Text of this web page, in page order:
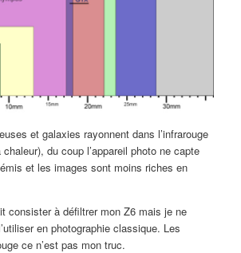
et galaxies rayonnent dans l’infrarouge
chaleur), du coup l’appareil photo ne capte
et les images sont moins riches en
consister à défiltrer mon Z6 mais je ne
en photographie classique. Les
ce n’est pas mon truc.